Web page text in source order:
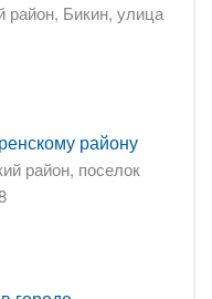
район, Бикин, улица
району
район, поселок